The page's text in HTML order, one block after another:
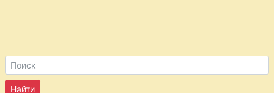
оригинальные
Томаты с пряной